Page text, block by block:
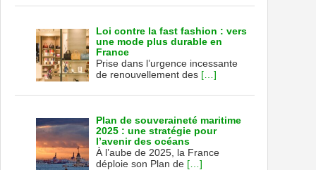
Loi contre la fast fashion : vers
une mode plus durable en
France
Prise dans l’urgence incessante
de renouvellement des […]
Plan de souveraineté maritime
2025 : une stratégie pour
l’avenir des océans
À l’aube de 2025, la France
déploie son Plan de […]